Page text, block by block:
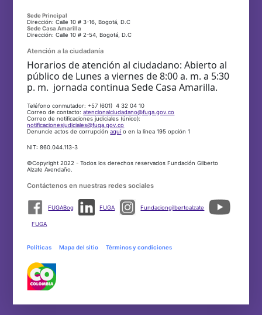
Sede Principal
Dirección: Calle 10 # 3-16, Bogotá, D.C
Sede Casa Amarilla
Dirección: Calle 10 # 2-54, Bogotá, D.C
Atención a la ciudadanía
Horarios de atención al ciudadano: Abierto al
público de Lunes a viernes de 8:00 a. m. a 5:30
p. m. jornada continua Sede Casa Amarilla.
Teléfono conmutador: +57 (601) 4 32 04 10
Correo de contacto:atencionalciudadano@fuga.gov.co
Correo de notificaciones judiciales (único):
notificacionesjudiciales@fuga.gov.co
Denuncie actos de corrupciónaquío en la línea 195 opción 1
NIT: 860.044.113-3
©Copyright 2022 - Todos los derechos reservados Fundación Gilberto
Alzate Avendaño.
Contáctenos en nuestras redes sociales
FUGABog FUGA Fundaciongilbertoalzate
FUGA
Políticas Mapa del sitio Términos y condiciones